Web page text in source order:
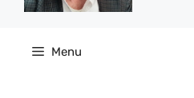
Menu